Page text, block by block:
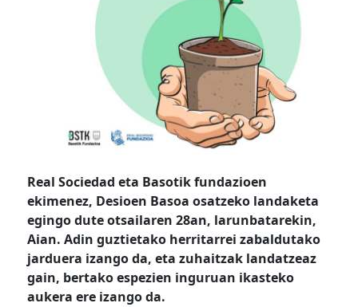
Real Sociedad eta Basotik fundazioen
ekimenez, Desioen Basoa osatzeko landaketa
egingo dute otsailaren 28an, larunbatarekin,
Aian. Adin guztietako herritarrei zabaldutako
jarduera izango da, eta zuhaitzak landatzeaz
gain, bertako espezien inguruan ikasteko
aukera ere izango da.